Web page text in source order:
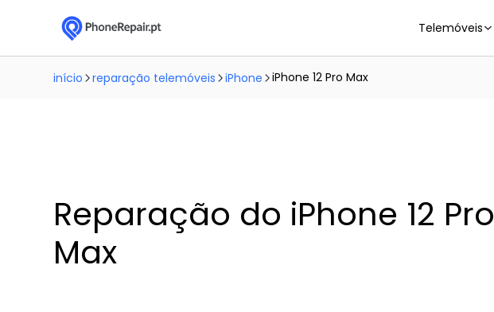
Telemóveis
início reparação telemóveis iPhone iPhone 12 Pro Max
Reparação do iPhone 12 Pro
Max